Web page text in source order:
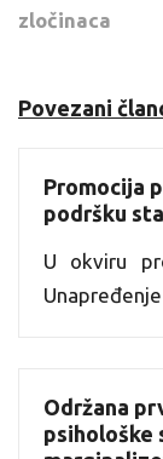
zločinaca
Povezani
Promocija
podršku
U okviru
Održana
psihološke